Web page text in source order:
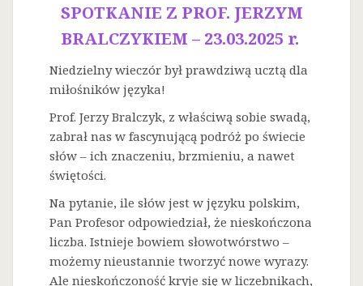
SPOTKANIE Z PROF. JERZYM
BRALCZYKIEM – 23.03.2025 r.
Niedzielny wieczór był prawdziwą ucztą dla
miłośników języka!
Prof. Jerzy Bralczyk, z właściwą sobie swadą,
zabrał nas w fascynującą podróż po świecie
słów – ich znaczeniu, brzmieniu, a nawet
świętości.
Na pytanie, ile słów jest w języku polskim,
Pan Profesor odpowiedział, że nieskończona
liczba. Istnieje bowiem słowotwórstwo –
możemy nieustannie tworzyć nowe wyrazy.
Ale nieskończoność kryje się w liczebnikach,